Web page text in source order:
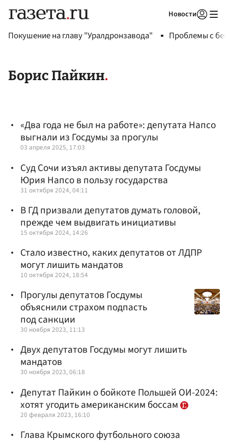
Новости
Покушение на главу "Уралдронзавода" Проблемы с
Борис Пайкин
«Два года не был на работе»: депутата Напсо
выгнали из Госдумы за прогулы
03 апреля 2025, 17:03
Суд Сочи изъял активы депутата Госдумы
Юрия Напсо в пользу государства
31 октября 2024, 04:11
В ГД призвали депутатов думать головой,
прежде чем выдвигать инициативы
15 октября 2024, 14:26
Стало известно, каких депутатов от ЛДПР
могут лишить мандатов
10 октября 2024, 18:54
Прогулы депутатов Госдумы
объяснили страхом подпасть
под санкции
30 ноября 2023, 11:13
Двух депутатов Госдумы могут лишить
мандатов
30 ноября 2023, 06:18
Депутат Пайкин о бойкоте Польшей ОИ-2024:
хотят угодить американским боссам
20 февраля 2023, 16:10
Глава Крымского футбольного союза